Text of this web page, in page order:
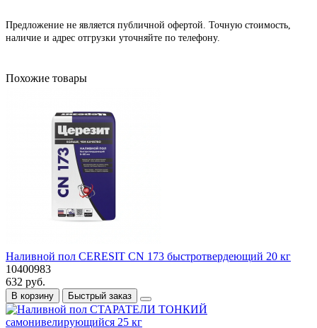
Предложение не является публичной офертой. Точную стоимость,
наличие и адрес отгрузки уточняйте по телефону.
Похожие товары
Наливной пол CERESIT CN 173 быстротвердеющий 20 кг
10400983
632 руб.
В корзину Быстрый заказ